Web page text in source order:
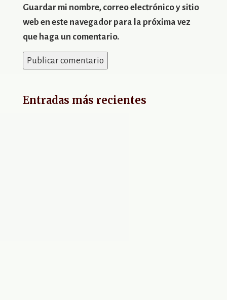
Guardar mi nombre, correo electrónico y sitio
web en este navegador para la próxima vez
que haga un comentario.
Entradas más recientes